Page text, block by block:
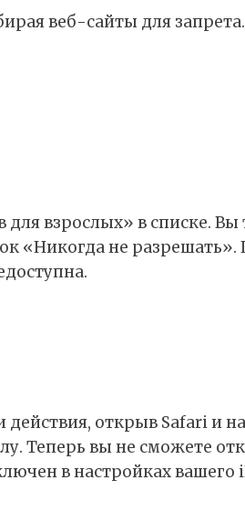
веб-сайты для запрета.
взрослых» в списке.
«Никогда не
открыв Safari и
Теперь вы не сможете
в настройках вашего